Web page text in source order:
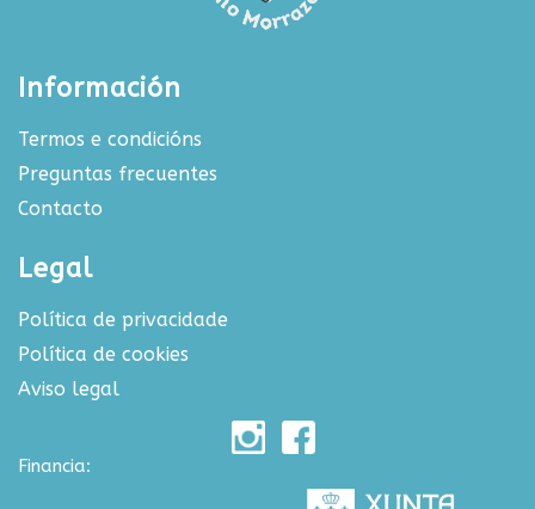
Información
Termos e condicións
Preguntas frecuentes
Contacto
Legal
Política de privacidade
Política de cookies
Aviso legal
Financia: